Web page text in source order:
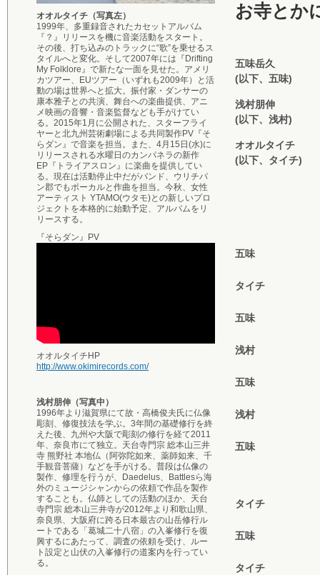
オオルタイチ（写真左）
1999年、多重録音されたカセットアルバム
『？』リリースを機に音楽活動をスタート。
その後、打ち込みのトラックに“歌”を乗せるス
タイルへと変化。そして2007年には『Drifting
My Folklore』で新たな一面を見せた。アメリ
カツアー、EUツアー（いずれも2009年）と活
動の場は世界へと拡大。振付家・ダンサーの
康本雅子との共演、舞台への楽曲提供、アニ
メ映画の音響・音楽監督なども手がけてい
る。2015年1月に公開された、スターフライ
ヤーと北九州芸術劇場による共同製作PV『そ
らダン』で音楽を担当。また、4月15日(水)に
リリースされる水曜日のカンパネラの新作
EP『トライアスロン』に楽曲を提供してい
る。現在は活動停止中だがバンド、ウリチパ
ン郡でもボーカルと作曲を担当。今秋、女性
アーティスト YTAMO(ウタモ)との新しいプロ
ジェクトを本格的に始動予定、アルバムをリ
リースする。
『そらダン』PV
オオルタイチHP
http://www.okimirecords.com/
浅村朋伸（写真中）
1996年より滋賀県にて故・高橋俊夫氏に仏像
彫刻、修復技法を学ぶ。3年間の基礎修行を終
えた後、九州や大阪で彫刻の修行を経て2011
年、奈良市にて独立。天台寺門宗 総本山三井
寺 熊野社 本地仏（阿弥陀如来、薬師如来、千
手観音菩薩）などを手がける。普段は仏像の
製作、修理を行うが、Daedelus、Battlesら海
外のミュージシャンからの依頼で作品を製作
することも。仏師としての活動のほか、天台
寺門宗 総本山三井寺が2012年より和歌山県、
奈良県、大阪府に跨る日本最古の山岳修行ル
ートである「葛城二十八宿」の入峯修行を復
興するにあたって、調査の依頼を受け、ルー
ト設定と山伏の入峯修行の道案内を行ってい
る。
お寺とか
五味岳久
(以下、五味)
浅村朋伸
(以下、浅村)
オオルタイチ
(以下、タイチ)
五味
タイチ
五味
浅村
五味
浅村
五味
タイチ
五味
タイチ